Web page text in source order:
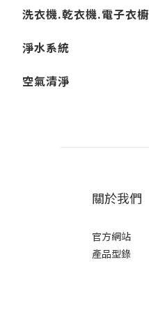
洗衣機.乾衣機.電子衣櫥
淨水系統
空氣清淨
關於我們
官方網站
產品型錄